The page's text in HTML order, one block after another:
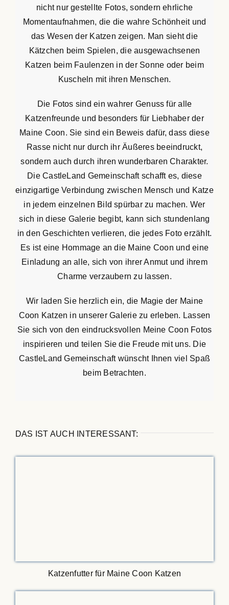
nicht nur gestellte Fotos, sondern ehrliche
Momentaufnahmen, die die wahre Schönheit und
das Wesen der Katzen zeigen. Man sieht die
Kätzchen beim Spielen, die ausgewachsenen
Katzen beim Faulenzen in der Sonne oder beim
Kuscheln mit ihren Menschen.
Die Fotos sind ein wahrer Genuss für alle
Katzenfreunde und besonders für Liebhaber der
Maine Coon. Sie sind ein Beweis dafür, dass diese
Rasse nicht nur durch ihr Äußeres beeindruckt,
sondern auch durch ihren wunderbaren Charakter.
Die CastleLand Gemeinschaft schafft es, diese
einzigartige Verbindung zwischen Mensch und Katze
in jedem einzelnen Bild spürbar zu machen. Wer
sich in diese Galerie begibt, kann sich stundenlang
in den Geschichten verlieren, die jedes Foto erzählt.
Es ist eine Hommage an die Maine Coon und eine
Einladung an alle, sich von ihrer Anmut und ihrem
Charme verzaubern zu lassen.
Wir laden Sie herzlich ein, die Magie der Maine
Coon Katzen in unserer Galerie zu erleben. Lassen
Sie sich von den eindrucksvollen Meine Coon Fotos
inspirieren und teilen Sie die Freude mit uns. Die
CastleLand Gemeinschaft wünscht Ihnen viel Spaß
beim Betrachten.
DAS IST AUCH INTERESSANT:
Katzenfutter für Maine Coon Katzen